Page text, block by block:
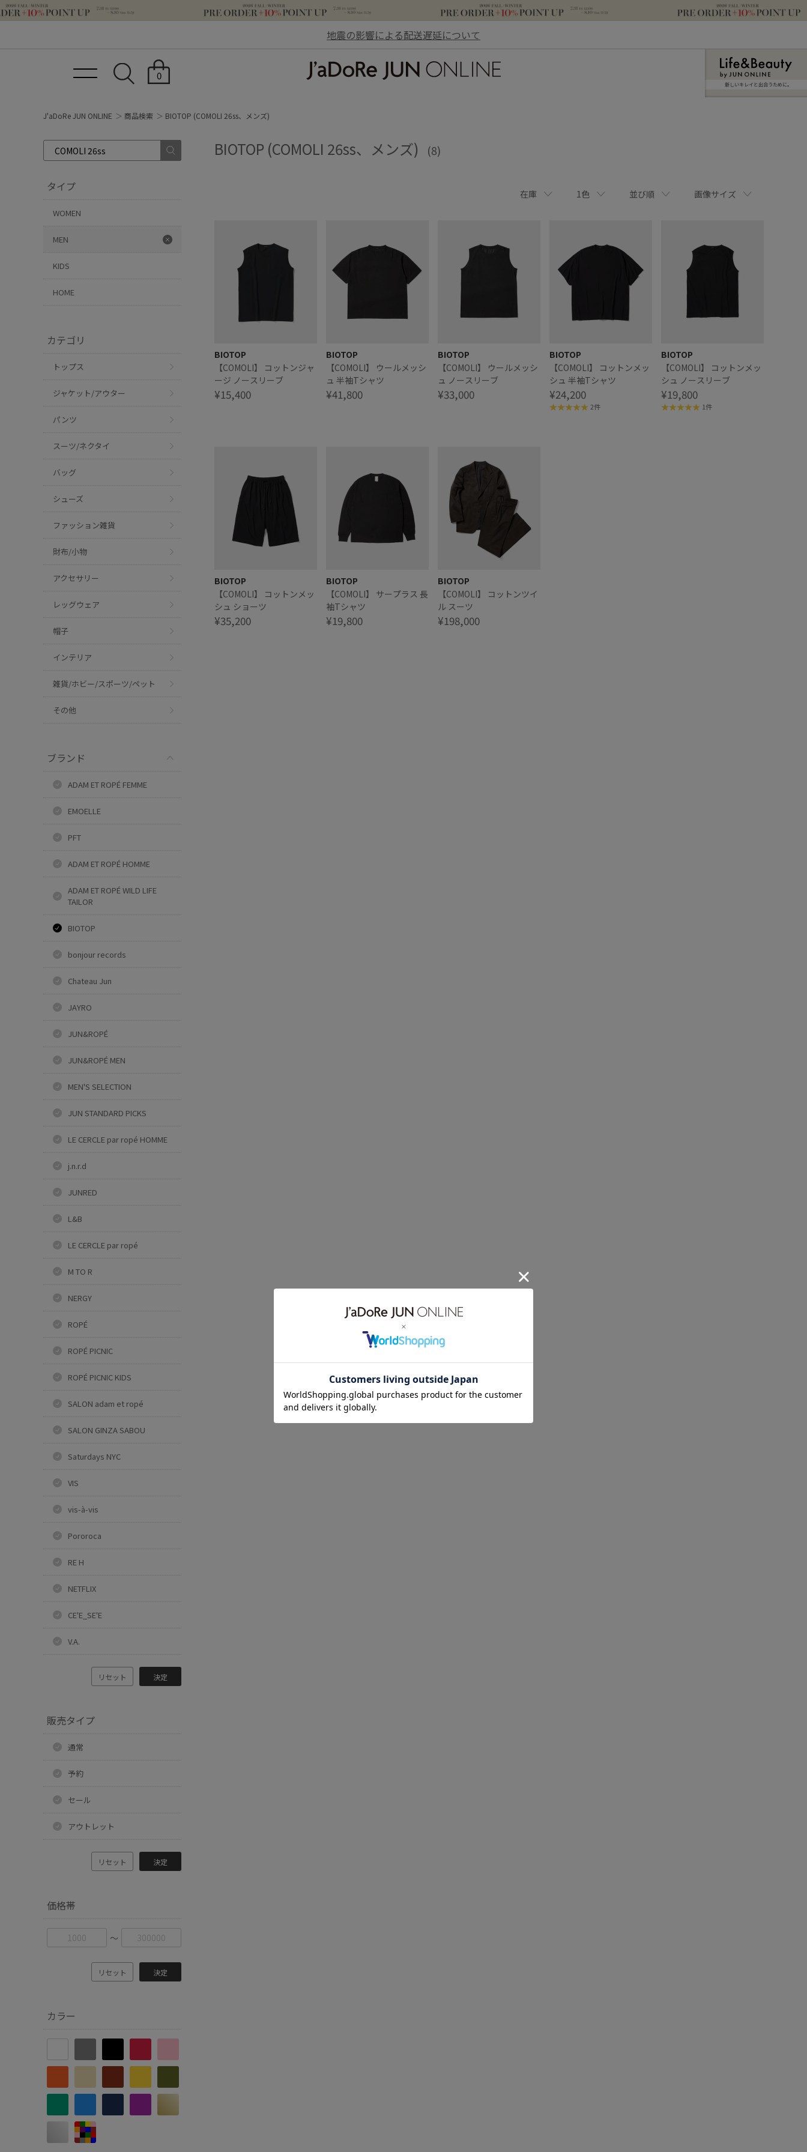
地震の影響による配送遅延について
0
新しいキレイと出合うために。
J'aDoRe JUN ONLINE 商品検索 BIOTOP (COMOLI 26ss、メンズ)
タイプ
WOMEN
MEN
KIDS
HOME
カテゴリ
トップス
ジャケット/アウター
パンツ
スーツ/ネクタイ
バッグ
シューズ
ファッション雑貨
財布/小物
アクセサリー
レッグウェア
帽子
インテリア
雑貨/ホビー/スポーツ/ペット
その他
ブランド
ADAM ET ROPÉ FEMME
EMOELLE
PFT
ADAM ET ROPÉ HOMME
ADAM ET ROPÉ WILD LIFE
TAILOR
BIOTOP
bonjour records
Chateau Jun
JAYRO
JUN&ROPÉ
JUN&ROPÉ MEN
MEN'S SELECTION
JUN STANDARD PICKS
LE CERCLE par ropé HOMME
j.n.r.d
JUNRED
L&B
LE CERCLE par ropé
M TO R
NERGY
ROPÉ
ROPÉ PICNIC
ROPÉ PICNIC KIDS
SALON adam et ropé
SALON GINZA SABOU
Saturdays NYC
VIS
vis-à-vis
Pororoca
RE H
NETFLIX
CE'E_SE'E
V.A.
リセット 決定
販売タイプ
通常
予約
セール
アウトレット
リセット 決定
価格帯
〜
リセット 決定
カラー
BIOTOP (COMOLI 26ss、メンズ) (8)
在庫 1色 並び順 画像サイズ
BIOTOP
【COMOLI】 コットンジャ
ージ ノースリーブ
¥15,400
BIOTOP
【COMOLI】 ウールメッシ
ュ 半袖Tシャツ
¥41,800
BIOTOP
【COMOLI】 ウールメッシ
ュ ノースリーブ
¥33,000
BIOTOP
【COMOLI】 コットンメッ
シュ 半袖Tシャツ
¥24,200
2件
BIOTOP
【COMOLI】 コットンメッ
シュ ノースリーブ
¥19,800
1件
BIOTOP
【COMOLI】 コットンメッ
シュ ショーツ
¥35,200
BIOTOP
【COMOLI】 サープラス 長
袖Tシャツ
¥19,800
BIOTOP
【COMOLI】 コットンツイ
ル スーツ
¥198,000